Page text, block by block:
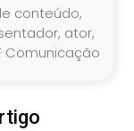
conteúdo,
ator,
Comunicação